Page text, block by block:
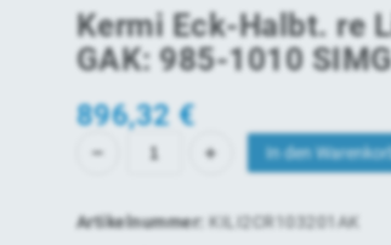
Kermi Eck-Halbt. re
GAK: 985-1010
896,32€
In den
Artikelnummer: KILI2CR103201AK